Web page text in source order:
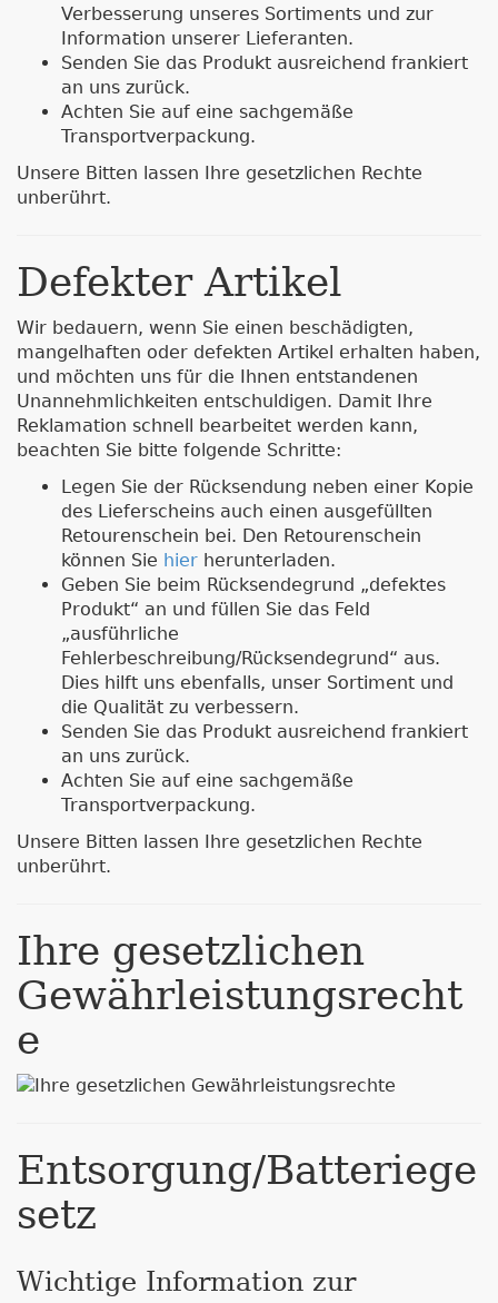
Verbesserung unseres Sortiments und zur
Information unserer Lieferanten.
Senden Sie das Produkt ausreichend frankiert
an uns zurück.
Achten Sie auf eine sachgemäße
Transportverpackung.
Unsere Bitten lassen Ihre gesetzlichen Rechte
unberührt.
Defekter Artikel
Wir bedauern, wenn Sie einen beschädigten,
mangelhaften oder defekten Artikel erhalten haben,
und möchten uns für die Ihnen entstandenen
Unannehmlichkeiten entschuldigen. Damit Ihre
Reklamation schnell bearbeitet werden kann,
beachten Sie bitte folgende Schritte:
Legen Sie der Rücksendung neben einer Kopie
des Lieferscheins auch einen ausgefüllten
Retourenschein bei. Den Retourenschein
können Sie hier herunterladen.
Geben Sie beim Rücksendegrund „defektes
Produkt“ an und füllen Sie das Feld
„ausführliche
Fehlerbeschreibung/Rücksendegrund“ aus.
Dies hilft uns ebenfalls, unser Sortiment und
die Qualität zu verbessern.
Senden Sie das Produkt ausreichend frankiert
an uns zurück.
Achten Sie auf eine sachgemäße
Transportverpackung.
Unsere Bitten lassen Ihre gesetzlichen Rechte
unberührt.
Ihre gesetzlichen
Gewährleistungsrecht
e
Entsorgung/Batteriege
setz
Wichtige Information zur